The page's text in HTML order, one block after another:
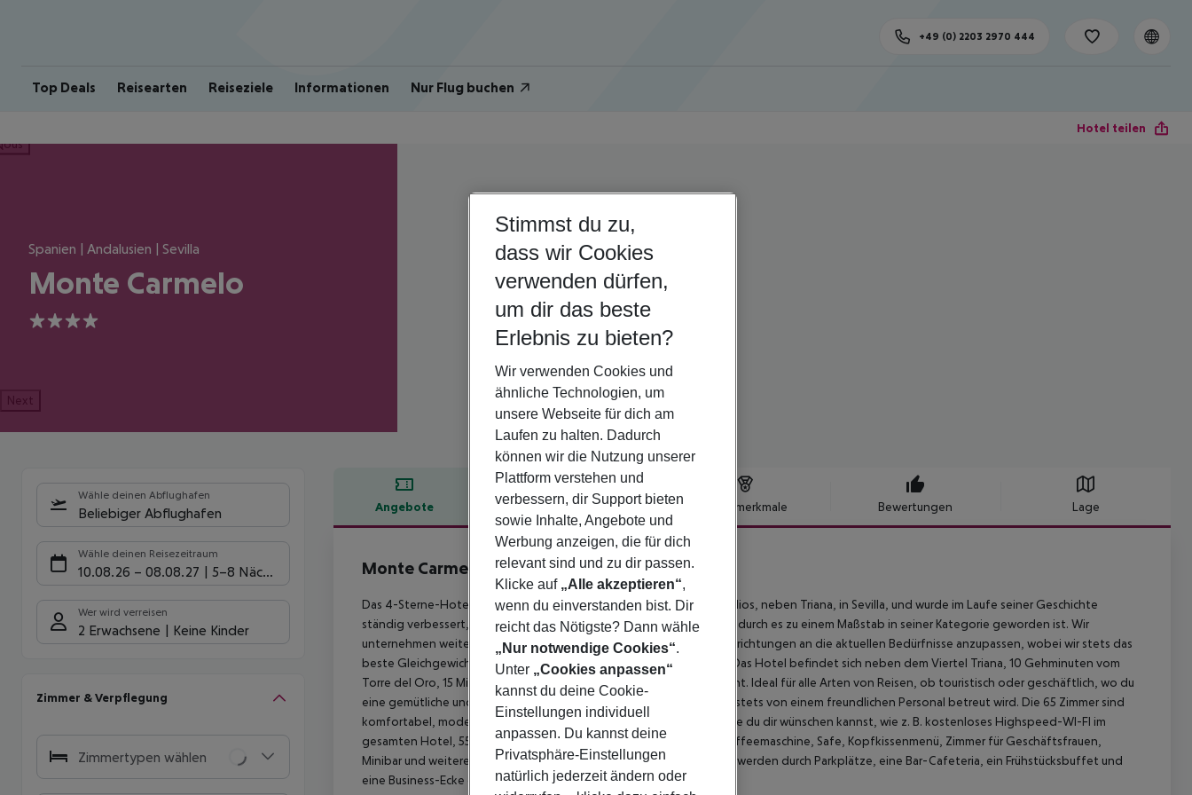
Top Deals Reisearten Reiseziele Informationen Nur Flug buchen
+49 (0) 2203 2970 444
Hotel teilen
Spanien | Andalusien | Sevilla
Monte Carmelo
4
Next
Wähle deinen Abflughafen
Beliebiger Abflughafen
Wähle deinen Reisezeitraum
10.08.26 – 08.08.27 5-8 Nächte
Wer wird verreisen
2 Erwachsene Keine Kinder
Zimmer & Verpflegung
Zimmertypen wählen
Angebote Hotelbeschreibung Hotelmerkmale Bewertungen Lage
Hotelbeschreibung
Monte Carmelo
4
Das 4-Sterne-Hotel Monte Carmelo ist ein Klassiker im Viertel Remedios, neben Triana, in Sevilla, und wurde im Laufe seiner Geschichte
ständig verbessert, nicht nur ästhetisch, sondern auch strukturell, wodurch es zu einem Maßstab in seiner Kategorie geworden ist. Wir
unternehmen weiterhin Verbesserungen und Reformen, um seine Einrichtungen an die aktuellen Bedürfnisse anzupassen, wobei wir stets das
beste Gleichgewicht zwischen Modernität und Komfort anstreben. Das Hotel befindet sich neben dem Viertel Triana, 10 Gehminuten vom
Torre del Oro, 15 Minuten von der Giralda und der Kathedrale entfernt. Ideal für alle Arten von Reisen, ob touristisch oder geschäftlich, wo du
eine gemütliche und entspannte Atmosphäre genießen kannst, die stets von einem freundlichen Personal betreut wird. Die 65 Zimmer sind
komfortabel, modern, ruhig und verfügen über alle Einrichtungen, die du dir wünschen kannst, wie z. B. kostenloses Highspeed-WI-FI im
gesamten Hotel, 55'''' Smart TV + Chromecast, kostenlose Kapsel-Kaffeemaschine, Safe, Kopfkissenmenü, Zimmer für Geschäftsfrauen,
Minibar und weitere kostenlose Dienstleistungen. Die Einrichtungen werden durch Parkplätze, eine Bar-Cafeteria, ein Frühstücksbuffet und
eine Business-Ecke ergänzt.
Stimmst du zu,
dass wir Cookies
verwenden dürfen,
um dir das beste
Erlebnis zu bieten?
Wir verwenden Cookies und
ähnliche Technologien, um
unsere Webseite für dich am
Laufen zu halten. Dadurch
können wir die Nutzung unserer
Plattform verstehen und
verbessern, dir Support bieten
sowie Inhalte, Angebote und
Werbung anzeigen, die für dich
relevant sind und zu dir passen.
Klicke auf „Alle akzeptieren“,
wenn du einverstanden bist. Dir
reicht das Nötigste? Dann wähle
„Nur notwendige Cookies“.
Unter „Cookies anpassen“
kannst du deine Cookie-
Einstellungen individuell
anpassen. Du kannst deine
Privatsphäre-Einstellungen
natürlich jederzeit ändern oder